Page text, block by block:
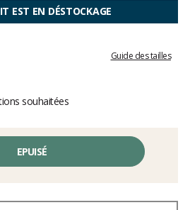
EST EN DÉSTOCKAGE
Guide des tailles
souhaitées
EPUISÉ